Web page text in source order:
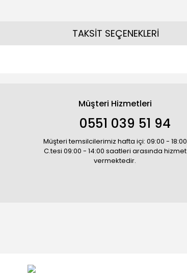
TAKSİT SEÇENEKLERİ
Müşteri Hizmetleri
0551 039 51 94
Müşteri temsilcilerimiz hafta içi: 09:00 - 18:00
C.tesi 09:00 - 14:00 saatleri arasında hizmet
vermektedir.